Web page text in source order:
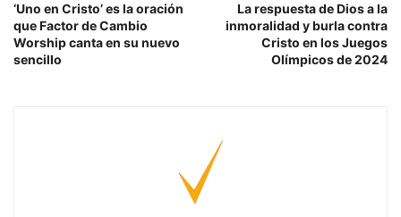
‘Uno en Cristo’ es la oración
que Factor de Cambio
Worship canta en su nuevo
sencillo
La respuesta de Dios a la
inmoralidad y burla contra
Cristo en los Juegos
Olímpicos de 2024